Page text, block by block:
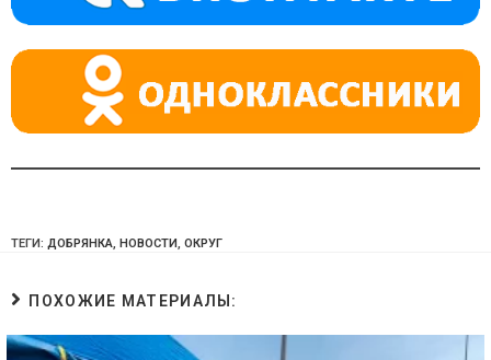
ni
ki
ТЕГИ: ДОБРЯНКА, НОВОСТИ, ОКРУГ
ПОХОЖИЕ МАТЕРИАЛЫ: